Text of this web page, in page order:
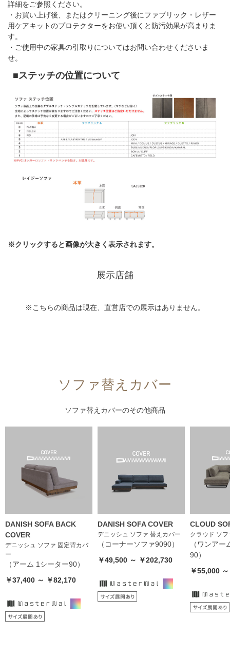
詳細をご参照ください。
・お買い上げ後、またはクリーニング後にファブリック・レザー
用ケアキットのプロテクターをお使い頂くと防汚効果が高まりま
す。
・ご使用中の家具の引取りについてはお問い合わせくださいま
せ。
■ステッチの位置について
※クリックすると画像が大きく表示されます。
展示店舗
※こちらの商品は現在、直営店での展示はありません。
ソファ替えカバー
ソファ替えカバーのその他商品
DANISH SOFA BACK
COVER
デニッシュ ソファ 固定背カバ
ー
（アーム 1シーター90）
￥37,400 ～ ￥82,170
DANISH SOFA COVER
デニッシュ ソファ 替えカバー
（コーナーソファ9090）
￥49,500 ～ ￥202,730
CLOUD
クラウド ソ
（ワンア
90）
￥55,000